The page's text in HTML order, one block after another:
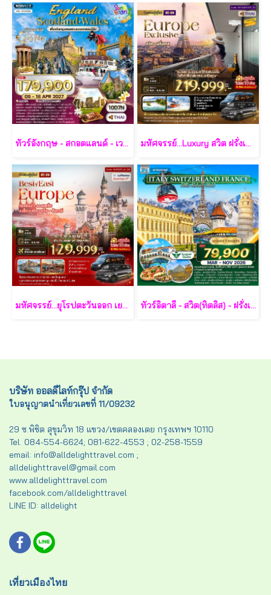
ทัวร์อังกฤษ - สกอตแลนด์ - เวลส์ 10 วัน - TG มหัศจรรย์...Luxury สวิต ฝรั่งเศส นอนหรู ระเบียงวิวหอไอเฟล 2 คืน กรุ๊ป 10 ท่าน 9 วัน 6 คืน - TG
มหัศจรรย์...ยุโรปตะวันออก เยอรมัน ออสเตรีย เช็ค สโลวาเกีย ฮังการี กรุ๊ป 10 ท่าน 8 วัน 5 คืน - LH/OS ทัวร์อิตาลี - สวิต(ทิตลิส) - ฝรั่งเศส 10 วัน -SV
บริษัท ออลดีไลท์กรุ๊ป จำกัด
ใบอนุญาตนำเที่ยวเลขที่ 11/09232
29 ซ.พิชิต สุขุมวิท 18 แขวง/เขตคลองเตย กรุงเทพฯ 10110
Tel. 084-554-6624; 081-622-4553 ; 02-258-1559
email: info@alldelighttravel.com ;
alldelighttravel@gmail.com
www.alldelighttravel.com
facebook.com/alldelighttravel
LINE ID: alldelight
เที่ยวเมืองไทย